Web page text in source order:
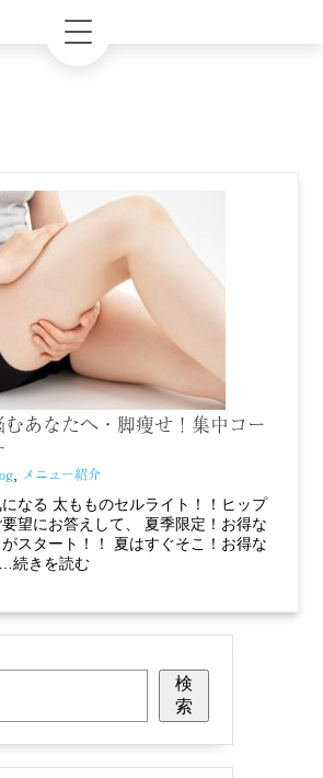
あなたへ・脚痩せ！集中コー
メニュー紹介
なる 太もものセルライト！！ヒップ
望にお答えして、 夏季限定！お得な
スタート！！ 夏はすぐそこ！お得な
続きを読む
検
索